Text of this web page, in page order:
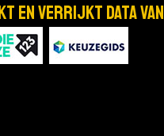
en verrijkt data van